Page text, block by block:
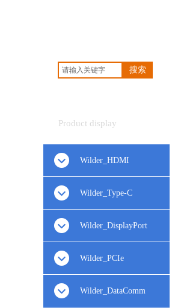
Product display
搜索
Wilder_HDMI
Wilder_Type-C
Wilder_DisplayPort
Wilder_PCIe
Wilder_DataComm